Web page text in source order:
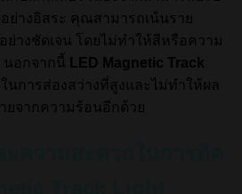
ย่างอิสระ คุณสามารถเน้นราย
ย่างชัดเจน โดยไม่ทำให้สีหรือความ
นอกจากนี้
LED Magnetic Track
นการส่องสว่างที่สูงและไม่ทำให้ผล
ยจากความร้อนอีกด้วย